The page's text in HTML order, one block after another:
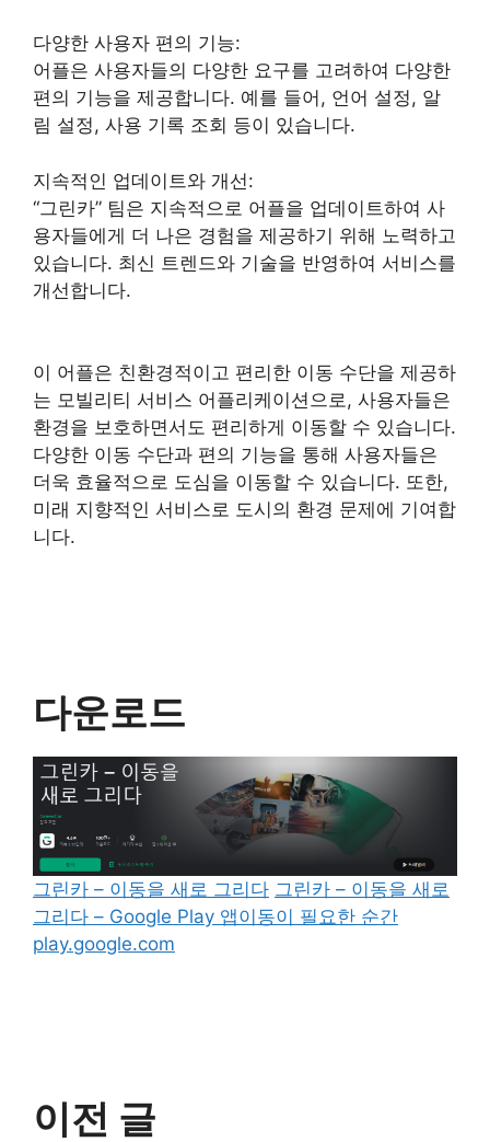
다양한 사용자 편의 기능:
어플은 사용자들의 다양한 요구를 고려하여 다양한
편의 기능을 제공합니다. 예를 들어, 언어 설정, 알
림 설정, 사용 기록 조회 등이 있습니다.
지속적인 업데이트와 개선:
“그린카” 팀은 지속적으로 어플을 업데이트하여 사
용자들에게 더 나은 경험을 제공하기 위해 노력하고
있습니다. 최신 트렌드와 기술을 반영하여 서비스를
개선합니다.
이 어플은 친환경적이고 편리한 이동 수단을 제공하
는 모빌리티 서비스 어플리케이션으로, 사용자들은
환경을 보호하면서도 편리하게 이동할 수 있습니다.
다양한 이동 수단과 편의 기능을 통해 사용자들은
더욱 효율적으로 도심을 이동할 수 있습니다. 또한,
미래 지향적인 서비스로 도시의 환경 문제에 기여합
니다.
다운로드
그린카 – 이동을 새로 그리다 그린카 – 이동을 새로
그리다 – Google Play 앱이동이 필요한 순간
play.google.com
이전 글